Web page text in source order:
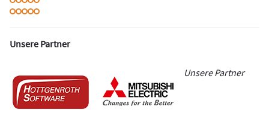
Unsere Partner
Unsere Partner